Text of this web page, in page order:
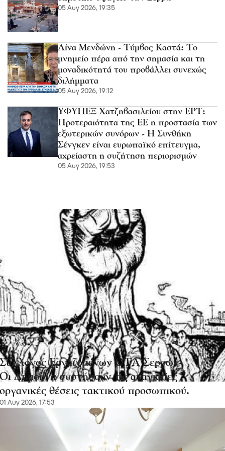
05 Αυγ 2026, 19:35
Λίνα Μενδώνη - Τύμβος Καστά: Το
μνημείο πέρα από την σημασία και τη
μοναδικότητά του προβάλλει συνεχώς
διλήμματα
05 Αυγ 2026, 19:12
ΥΦΥΠΕΞ Χατζηβασιλείου στην ΕΡΤ:
Προτεραιότητα της ΕΕ η προστασία των
εξωτερικών συνόρων - Η Συνθήκη
Σένγκεν είναι ευρωπαϊκό επίτευγμα,
αχρείαστη η συζήτηση περιορισμών
05 Αυγ 2026, 19:53
Σύλλογος Εργαζομένων ΟΤΑ Σερρών-
Οι Δήμοι να συστήσουν τις αναγκαίες
οργανικές θέσεις τακτικού προσωπικού.
01 Αυγ 2026, 17:53